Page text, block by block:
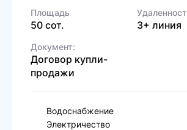
Площадь
50 сот. 3+ линия
Документ:
Договор купли-
продажи
Водоснабжение
Электричество